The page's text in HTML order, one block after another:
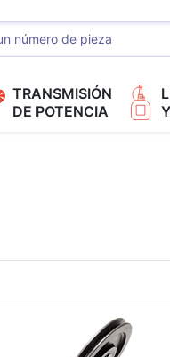
TRANSMISIÓN
DE POTENCIA